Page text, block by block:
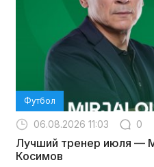
Футбол
06.08.2026 11:03 0
Лучший тренер июля —
Косимов